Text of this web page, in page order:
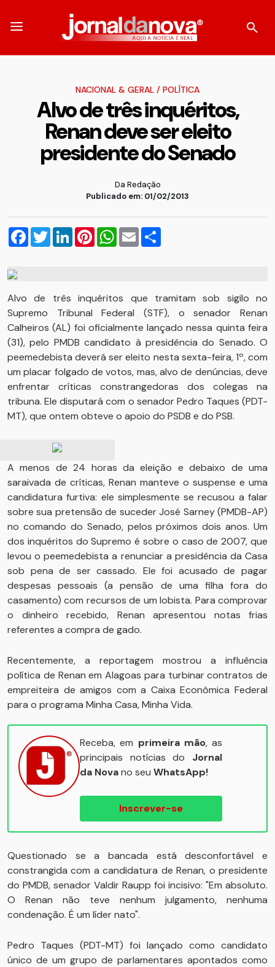
NACIONAL & GERAL / POLÍTICA
Alvo de três inquéritos,
Renan deve ser eleito
presidente do Senado
Da Redação
Publicado em: 01/02/2013
Facebook
TwitterLinkedInPinterestWhatsApp
Email
Alvo de três inquéritos que tramitam sob sigilo no
Supremo Tribunal Federal (STF), o senador Renan
Calheiros (AL) foi oficialmente lançado nessa quinta feira
(31), pelo PMDB candidato à presidência do Senado. O
peemedebista deverá ser eleito nesta sexta-feira, 1º, com
um placar folgado de votos, mas, alvo de denúncias, deve
enfrentar críticas constrangedoras dos colegas na
tribuna. Ele disputará com o senador Pedro Taques (PDT-
MT), que ontem obteve o apoio do PSDB e do PSB.
A menos de 24 horas da eleição e debaixo de uma
saraivada de críticas, Renan manteve o suspense e uma
candidatura furtiva: ele simplesmente se recusou a falar
sobre sua pretensão de suceder José Sarney (PMDB-AP)
no comando do Senado, pelos próximos dois anos. Um
dos inquéritos do Supremo é sobre o caso de 2007, que
levou o peemedebista a renunciar a presidência da Casa
sob pena de ser cassado. Ele foi acusado de pagar
despesas pessoais (a pensão de uma filha fora do
casamento) com recursos de um lobista. Para comprovar
o dinheiro recebido, Renan apresentou notas frias
referentes a compra de gado.
Recentemente, a reportagem mostrou a influência
política de Renan em Alagoas para turbinar contratos de
empreiteira de amigos com a Caixa Econômica Federal
para o programa Minha Casa, Minha Vida.
Receba, em primeira mão, as
principais notícias do Jornal
da Novano seu WhatsApp!
Inscrever-se
Questionado se a bancada está desconfortável e
constrangida com a candidatura de Renan, o presidente
do PMDB, senador Valdir Raupp foi incisivo: "Em absoluto.
O Renan não teve nenhum julgamento, nenhuma
condenação. É um líder nato".
Pedro Taques (PDT-MT) foi lançado como candidato
único de um grupo de parlamentares apontados como